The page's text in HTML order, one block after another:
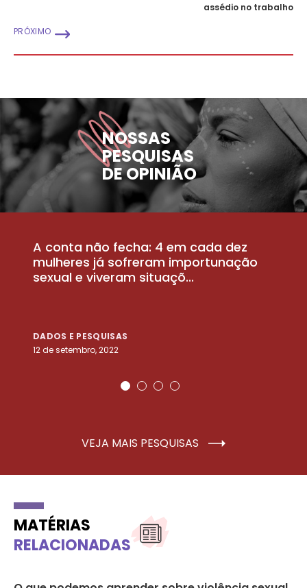
assédio no trabalho
PRÓXIMO
NOSSAS
PESQUISAS
DE OPINIÃO
A conta não fecha: 4 em cada dez
mulheres já sofreram importunação
sexual e viveram situaçõ...
DADOS E PESQUISAS
12 de setembro, 2022
VEJA MAIS PESQUISAS
MATÉRIAS
RELACIONADAS